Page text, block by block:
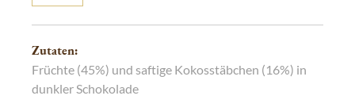
Zutaten:
Früchte (45%) und saftige Kokosstäbchen (16%) in
dunkler Schokolade